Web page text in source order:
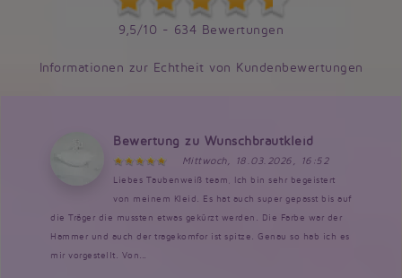
9,5/10 - 634 Bewertungen
Informationen zur Echtheit von Kundenbewertungen
Bewertung zu Wunschbrautkleid
Mittwoch, 18.03.2026, 16:52
Liebes Taubenweiß team, Ich bin sehr begeistert
von meinem Kleid. Es hat auch super gepasst bis auf
die Träger die mussten etwas gekürzt werden. Die Farbe war der
Hammer und auch der tragekomfor ist spitze. Genau so hab ich es
mir vorgestellt. Von...